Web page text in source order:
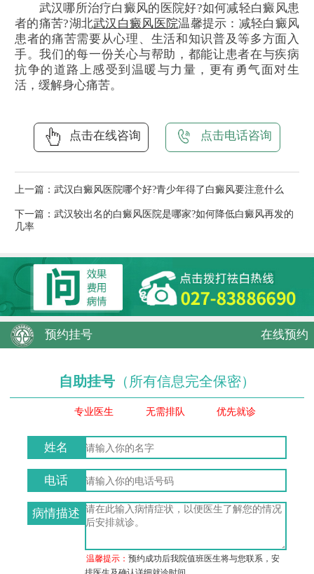
武汉哪所治疗白癜风的医院好?如何减轻白癜风患
者的痛苦?湖北武汉白癜风医院温馨提示：减轻白癜风
患者的痛苦需要从心理、生活和知识普及等多方面入
手。我们的每一份关心与帮助，都能让患者在与疾病
抗争的道路上感受到温暖与力量，更有勇气面对生
活，缓解身心痛苦。
点击在线咨询 点击电话咨询
上一篇： 武汉白癜风医院哪个好?青少年得了白癜风要注意什么
下一篇： 武汉较出名的白癜风医院是哪家?如何降低白癜风再发的
几率
预约挂号 在线预约
自助挂号 （所有信息完全保密）
专业医生 无需排队 优先就诊
姓名
电话
病情描述
温馨提示：预约成功后我院值班医生将与您联系，安